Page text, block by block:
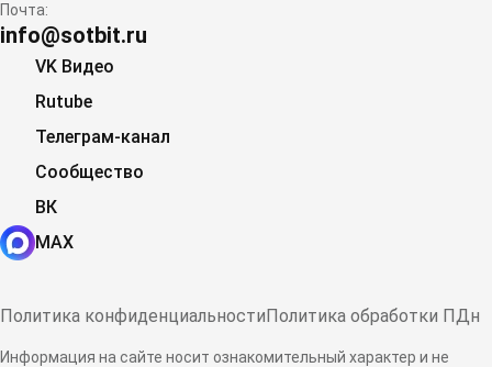
Почта:
info@sotbit.ru
VK Видео
Rutube
Телеграм-канал
Сообщество
ВК
MAX
Политика конфиденциальностиПолитика обработки ПДн
Информация на сайте носит ознакомительный характер и не